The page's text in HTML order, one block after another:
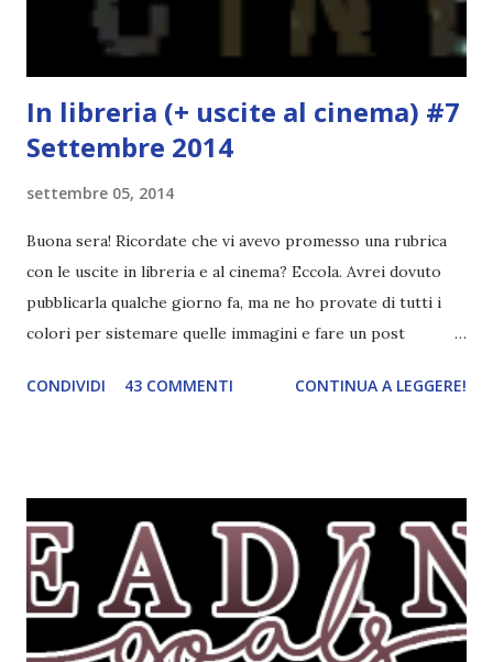
In libreria (+ uscite al cinema) #7
Settembre 2014
settembre 05, 2014
Buona sera! Ricordate che vi avevo promesso una rubrica
con le uscite in libreria e al cinema? Eccola. Avrei dovuto
pubblicarla qualche giorno fa, ma ne ho provate di tutti i
colori per sistemare quelle immagini e fare un post
leggere la trama cliccate sulla copertina. Vi ho segnalato
riguarda i suoi romanzi thriller. Per il momento sono
troppo fissata con questo genere ma ho letto pochi libri
thriller e vorrei davvero iniziarne qualcuno. Attraverso il
fuoco - Josephine Angeline \\ 19 settembre. Qualsiasi
libro cita anche soltanto "Salem" deve essere
CONDIVIDI 43 COMMENTI CONTINUA A LEGGERE!